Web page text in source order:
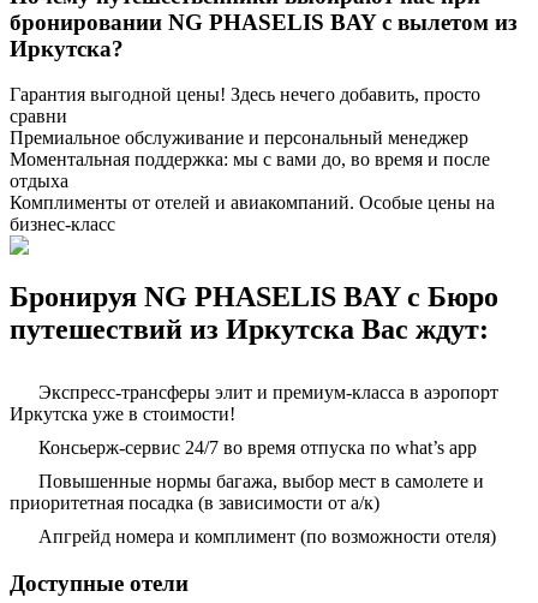
бронировании NG PHASELIS BAY с вылетом из
Иркутска?
Гарантия выгодной цены! Здесь нечего добавить, просто
сравни
Премиальное обслуживание и персональный менеджер
Моментальная поддержка: мы с вами до, во время и после
отдыха
Комплименты от отелей и авиакомпаний. Особые цены на
бизнес-класс
Бронируя NG PHASELIS BAY с Бюро
путешествий из Иркутска Вас ждут:
Экспресс-трансферы элит и премиум-класса в аэропорт
Иркутска уже в стоимости!
Консьерж-сервис 24/7 во время отпуска по what’s app
Повышенные нормы багажа, выбор мест в самолете и
приоритетная посадка (в зависимости от а/к)
Апгрейд номера и комплимент (по возможности отеля)
Доступные отели